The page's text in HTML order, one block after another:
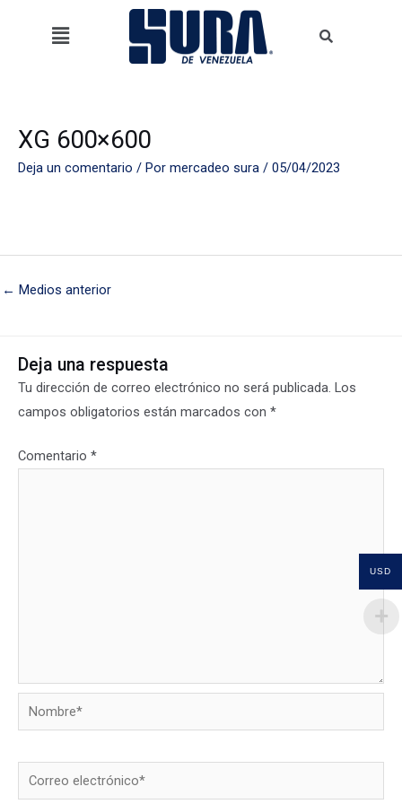
Menú
XG 600×600
Deja un comentario / Por mercadeo sura / 05/04/2023
← Medios anterior
Deja una respuesta
Tu dirección de correo electrónico no será publicada. Los
campos obligatorios están marcados con *
Comentario *
Nombre*
Correo
electrónico*
USD